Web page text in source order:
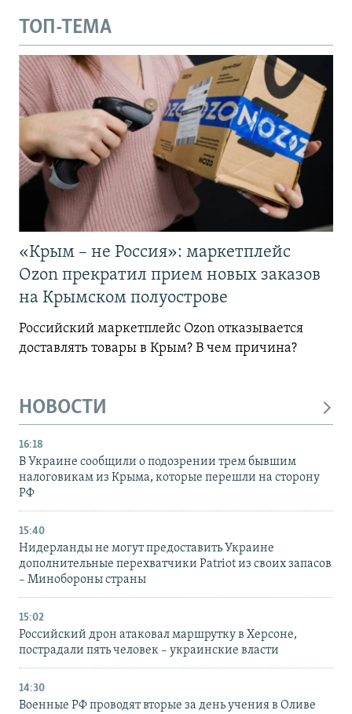
ТОП-ТЕМА
«Крым – не Россия»: маркетплейс
Ozon прекратил прием новых заказов
на Крымском полуострове
Российский маркетплейс Ozon отказывается
доставлять товары в Крым? В чем причина?
НОВОСТИ
16:18
В Украине сообщили о подозрении трем бывшим
налоговикам из Крыма, которые перешли на сторону
РФ
15:40
Нидерланды не могут предоставить Украине
дополнительные перехватчики Patriot из своих запасов
– Минобороны страны
15:02
Российский дрон атаковал маршрутку в Херсоне,
пострадали пять человек – украинские власти
14:30
Военные РФ проводят вторые за день учения в Оливе